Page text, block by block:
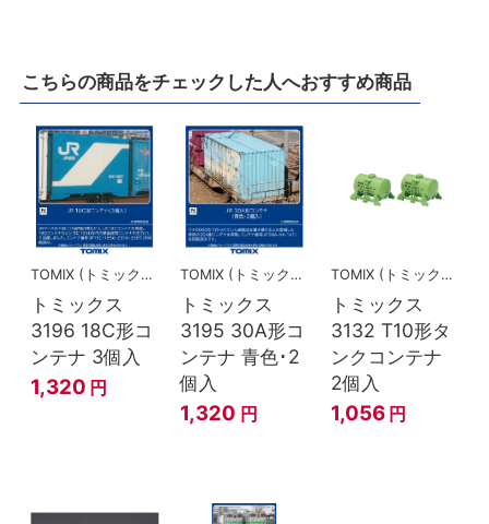
こちらの商品をチェックした人へおすすめ商品
TOMIX (トミックス)
トミックス
3196 18C形コ
ンテナ 3個入
1,320 円
TOMIX (トミックス)
トミックス
3195 30A形コ
ンテナ 青色･2
個入
1,320 円
TOMIX (トミックス)
トミックス
3132 T10形タ
ンクコンテナ
2個入
1,056 円